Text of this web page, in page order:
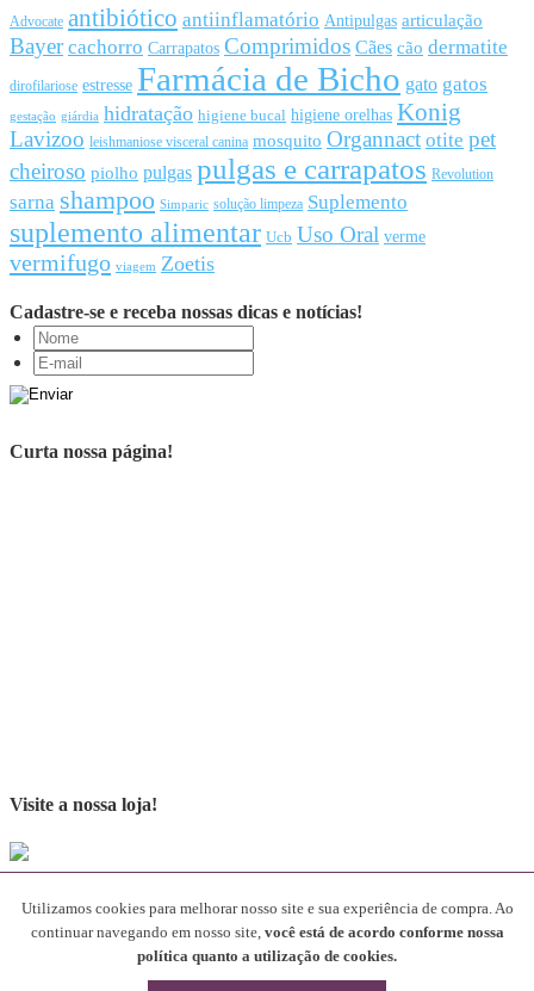
Advocate antibiótico antiinflamatório Antipulgas articulação
Bayer cachorro Carrapatos Comprimidos Cães cão dermatite
dirofilariose estresse Farmácia de Bicho gato gatos
gestação giárdia hidratação higiene bucal higiene orelhas Konig
Lavizoo leishmaniose visceral canina mosquito Organnact otite pet
cheiroso piolho pulgas pulgas e carrapatos Revolution
sarna shampoo Simparic solução limpeza Suplemento
suplemento alimentar Ucb Uso Oral verme
vermifugo viagem Zoetis
Cadastre-se e receba nossas dicas e notícias!
Curta nossa página!
Visite a nossa loja!
Parceiros
[rev_slider alias="SliderParceiros"]
Utilizamos cookies para melhorar nosso site e sua experiência de compra. Ao
continuar navegando em nosso site, você está de acordo conforme nossa
política quanto a utilização de cookies.